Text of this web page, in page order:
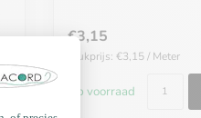
€3,15
Stukprijs: €3,15 / Meter
Op voorraad